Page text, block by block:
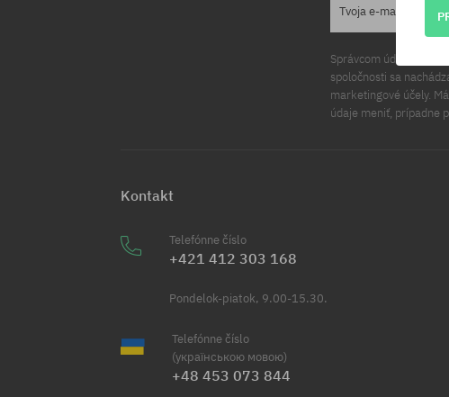
Tvoja e-mailová
Správcom údajov sa
spoločnosti sa
marketingové účely.
údaje meniť, prípadne
Kontakt
Telefónne číslo
+421 412 303 168
Pondelok-piatok, 9.00-15.30.
Telefónne číslo
(українською мовою)
+48 453 073 844